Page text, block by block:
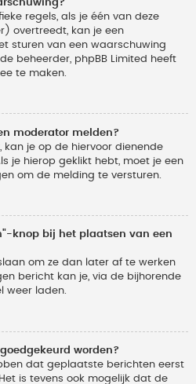
regels, als je één van deze
overtreedt, kan je een
sturen van een waarschuwing
beheerder, phpBB Limited heeft
te maken.
moderator melden?
je op de hiervoor dienende
je hierop geklikt hebt, moet je een
om de melding te versturen.
knop bij het plaatsen van een
om ze dan later af te werken
bericht kan je, via de bijhorende
weer laden.
worden?
dat geplaatste berichten eerst
is tevens ook mogelijk dat de